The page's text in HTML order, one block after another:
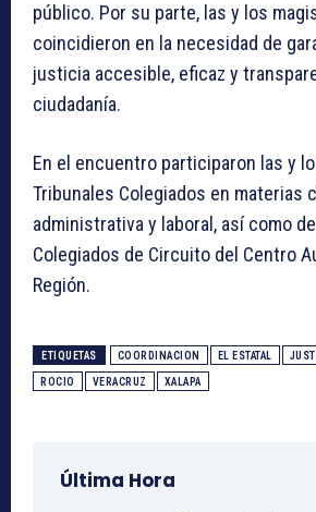
público. Por su parte, las y los
coincidieron en la necesidad de
justicia accesible, eficaz y
ciudadanía.
En el encuentro participaron las y
Tribunales Colegiados en materias
administrativa y laboral, así como
Colegiados de Circuito del Centro
Región.
ETIQUETAS COORDINACION EL ESTATAL
ROCIO VERACRUZ XALAPA
Última Hora